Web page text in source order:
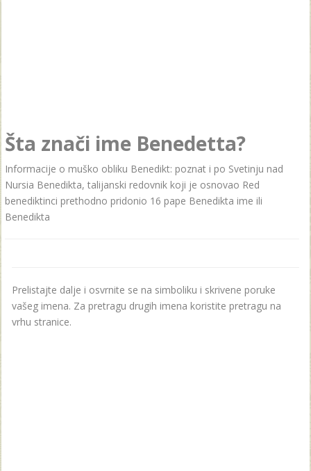
Šta znači ime Benedetta?
Informacije o muško obliku Benedikt: poznat i po Svetinju nad
Nursia Benedikta, talijanski redovnik koji je osnovao Red
benediktinci prethodno pridonio 16 pape Benedikta ime ili
Benedikta
Prelistajte dalje i osvrnite se na simboliku i skrivene poruke
vašeg imena. Za pretragu drugih imena koristite pretragu na
vrhu stranice.